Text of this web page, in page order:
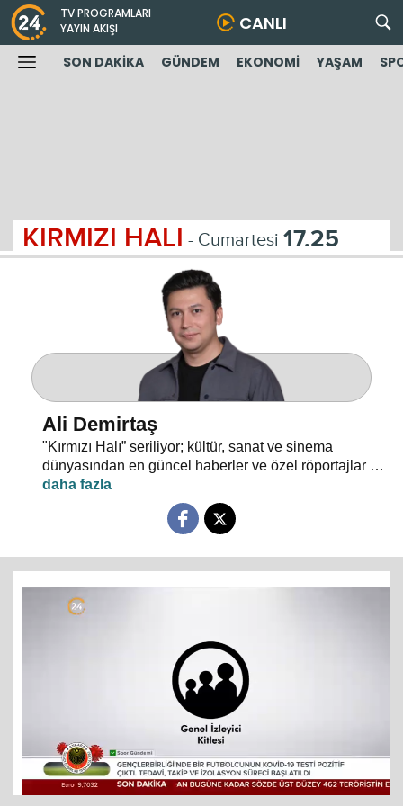
TV PROGRAMLARI
YAYIN AKIŞI
CANLI
SON DAKİKA GÜNDEM EKONOMİ YAŞAM
KIRMIZI HALI - Cumartesi 17.25
Ali Demirtaş
"Kırmızı Halı” seriliyor; kültür, sanat ve sinema
dünyasından en güncel haberler ve özel röportajlar 24
TV ekranından evlerinize konuk oluyor.